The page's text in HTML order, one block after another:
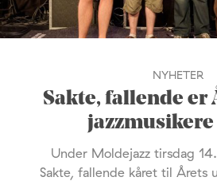
NYHETER
Sakte, fallende er
Under Moldejazz tirsdag
Sakte, fallende kåret til Årets